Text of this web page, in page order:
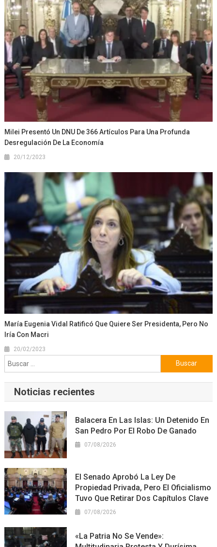
Milei Presentó Un DNU De 366 Artículos Para Una Profunda
Desregulación De La Economía
20/12/2023
María Eugenia Vidal Ratificó Que Quiere Ser Presidenta, Pero No
Iría Con Macri
20/02/2023
Buscar:
Noticias recientes
Balacera En Las Islas: Un Detenido En
San Pedro Por El Robo De Ganado
07/08/2026
El Senado Aprobó La Ley De
Propiedad Privada, Pero El Oficialismo
Tuvo Que Retirar Dos Capítulos Clave
07/08/2026
«La Patria No Se Vende»: